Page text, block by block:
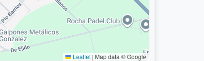
Leaflet | Map data © Google